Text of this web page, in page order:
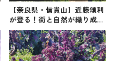
【奈良県・信貴山】近藤頌利
が登る！街と自然が織り成す
絶景が楽しめて初心者でも登
りやすい低山（登山で頂きメ
シ！コラボ企画）